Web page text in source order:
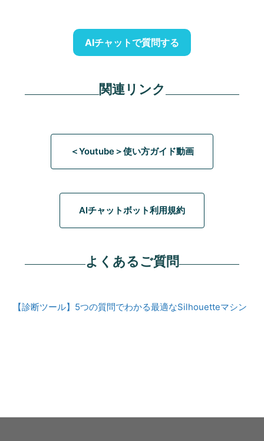
AIチャットで質問する
関連リンク
＜Youtube＞使い方ガイド動画
AIチャットボット利用規約
よくあるご質問
【診断ツール】5つの質問でわかる最適なSilhouetteマシン